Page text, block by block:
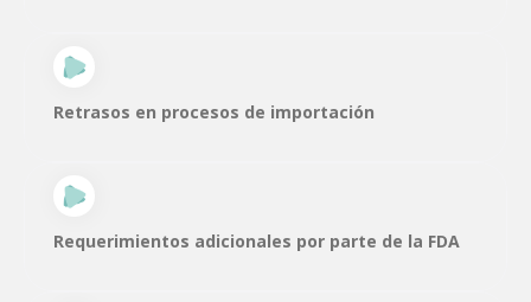
Retrasos en procesos de importación
Requerimientos adicionales por parte de la FDA